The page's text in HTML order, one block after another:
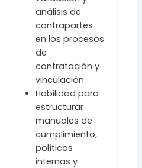
análisis de
contrapartes
en los procesos
de
contratación y
vinculación.
Habilidad para
estructurar
manuales de
cumplimiento,
políticas
internas y